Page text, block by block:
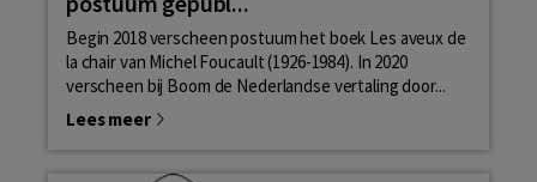
Begin 2018 verscheen postuum het boek Les aveux de
la chair van Michel Foucault (1926-1984). In 2020
verscheen bij Boom de Nederlandse vertaling door...
Lees meer